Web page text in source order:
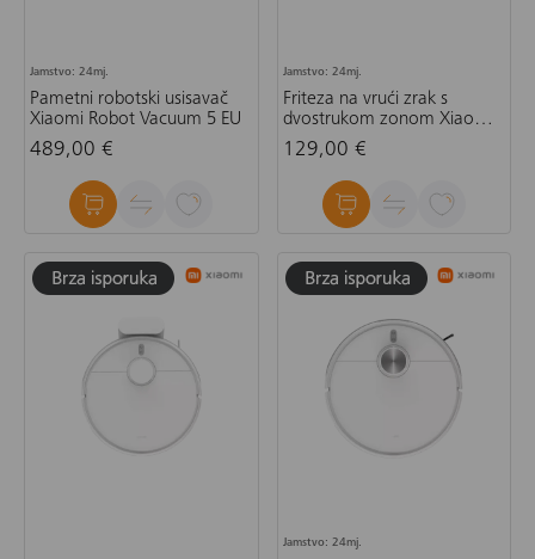
Jamstvo: 24mj.
Pametni robotski usisavač
Xiaomi Robot Vacuum 5 EU
489,00 €
Jamstvo: 24mj.
Friteza na vrući zrak s
dvostrukom zonom Xiaomi
Dual Zone Air Fryer 10 L EU
129,00 €
Jamstvo: 24mj.